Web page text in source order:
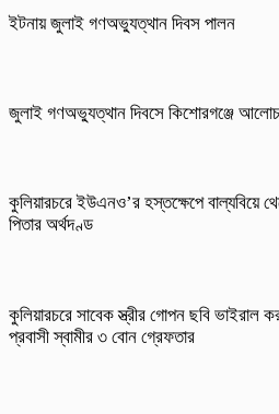
ইটনায় জুলাই গণঅভ্যুত্থান দিবস পালন
জুলাই গণঅভ্যুত্থান দিবসে কিশোরগঞ্জে
কুলিয়ারচরে ইউএনও’র হস্তক্ষেপে বাল্যবিয়ে
পিতার অর্থদণ্ড
কুলিয়ারচরে সাবেক স্ত্রীর গোপন ছবি ভাইরাল
প্রবাসী স্বামীর ৩ বোন গ্রেফতার